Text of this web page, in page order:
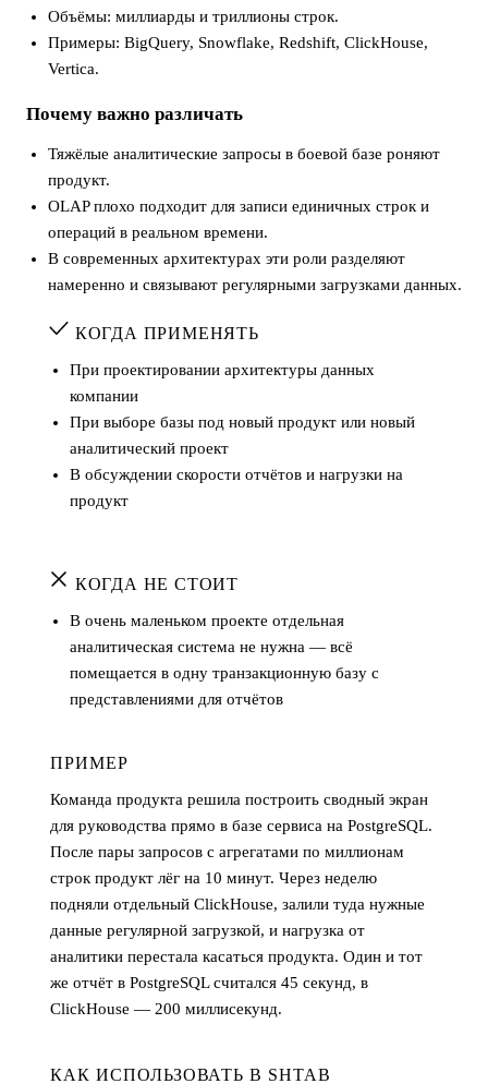
Объёмы: миллиарды и триллионы строк.
Примеры: BigQuery, Snowflake, Redshift, ClickHouse,
Vertica.
Почему важно различать
Тяжёлые аналитические запросы в боевой базе роняют
продукт.
OLAP плохо подходит для записи единичных строк и
операций в реальном времени.
В современных архитектурах эти роли разделяют
намеренно и связывают регулярными загрузками данных.
КОГДА ПРИМЕНЯТЬ
При проектировании архитектуры данных
компании
При выборе базы под новый продукт или новый
аналитический проект
В обсуждении скорости отчётов и нагрузки на
продукт
КОГДА НЕ СТОИТ
В очень маленьком проекте отдельная
аналитическая система не нужна — всё
помещается в одну транзакционную базу с
представлениями для отчётов
ПРИМЕР
Команда продукта решила построить сводный экран
для руководства прямо в базе сервиса на PostgreSQL.
После пары запросов с агрегатами по миллионам
строк продукт лёг на 10 минут. Через неделю
подняли отдельный ClickHouse, залили туда нужные
данные регулярной загрузкой, и нагрузка от
аналитики перестала касаться продукта. Один и тот
же отчёт в PostgreSQL считался 45 секунд, в
ClickHouse — 200 миллисекунд.
КАК ИСПОЛЬЗОВАТЬ В SHTAB